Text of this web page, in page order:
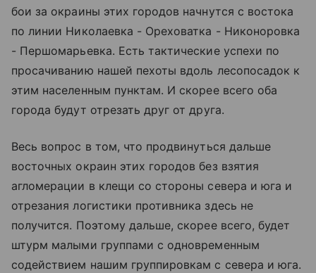
бои за окраины этих городов начнутся с востока
по линии Николаевка - Ореховатка - Никоноровка
- Першомарьевка. Есть тактические успехи по
просачиванию нашей пехоты вдоль лесопосадок к
этим населенным пунктам. И скорее всего оба
города будут отрезать друг от друга.
Весь вопрос в том, что продвинуться дальше
восточных окраин этих городов без взятия
агломерации в клещи со стороны севера и юга и
отрезания логистики противника здесь не
получится. Поэтому дальше, скорее всего, будет
штурм малыми группами с одновременным
содействием нашим группировкам с севера и юга.